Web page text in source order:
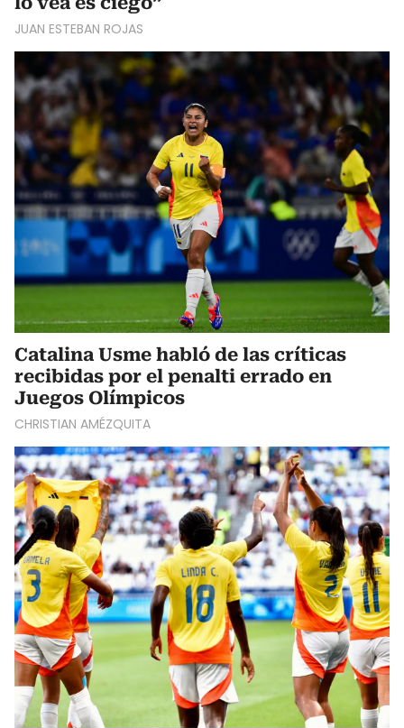
JUAN ESTEBAN ROJAS
Catalina Usme habló de las críticas
recibidas por el penalti errado en
Juegos Olímpicos
CHRISTIAN AMÉZQUITA